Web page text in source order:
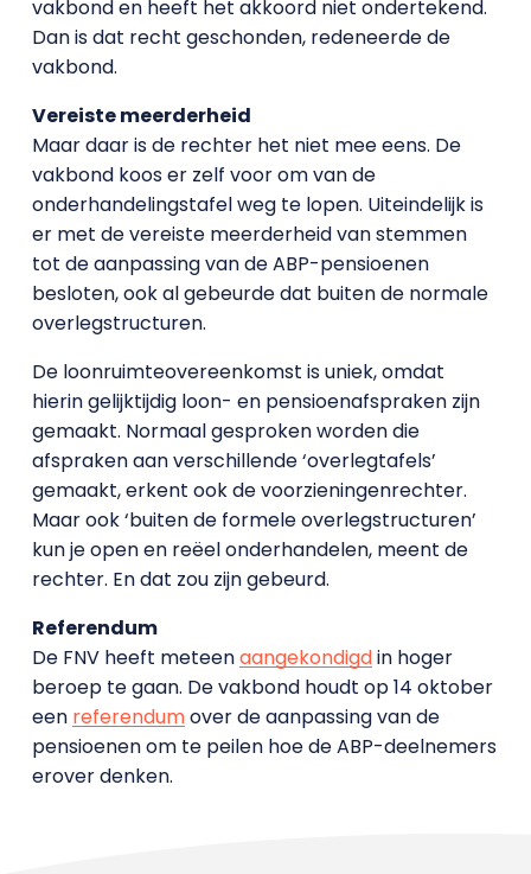
vakbond en heeft het akkoord niet ondertekend.
Dan is dat recht geschonden, redeneerde de
vakbond.
Vereiste meerderheid
Maar daar is de rechter het niet mee eens. De
vakbond koos er zelf voor om van de
onderhandelingstafel weg te lopen. Uiteindelijk is
er met de vereiste meerderheid van stemmen
tot de aanpassing van de ABP-pensioenen
besloten, ook al gebeurde dat buiten de normale
overlegstructuren.
De loonruimteovereenkomst is uniek, omdat
hierin gelijktijdig loon- en pensioenafspraken zijn
gemaakt. Normaal gesproken worden die
afspraken aan verschillende ‘overlegtafels’
gemaakt, erkent ook de voorzieningenrechter.
Maar ook ‘buiten de formele overlegstructuren’
kun je open en reëel onderhandelen, meent de
rechter. En dat zou zijn gebeurd.
Referendum
De FNV heeft meteenaangekondigdin hoger
beroep te gaan. De vakbond houdt op 14 oktober
een referendumover de aanpassing van de
pensioenen om te peilen hoe de ABP-deelnemers
erover denken.